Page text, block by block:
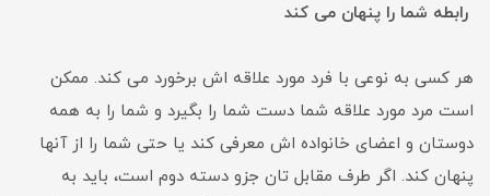
رابطه شما را پنهان می کند
هر کسی به نوعی با فرد مورد علاقه اش برخورد می کند. ممکن
است مرد مورد علاقه شما دست شما را بگیرد و شما را به همه
دوستان و اعضای خانواده اش معرفی کند یا حتی شما را از آنها
پنهان کند. اگر طرف مقابل تان جزو دسته دوم است، باید به